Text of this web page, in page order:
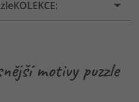
motivy puzzle